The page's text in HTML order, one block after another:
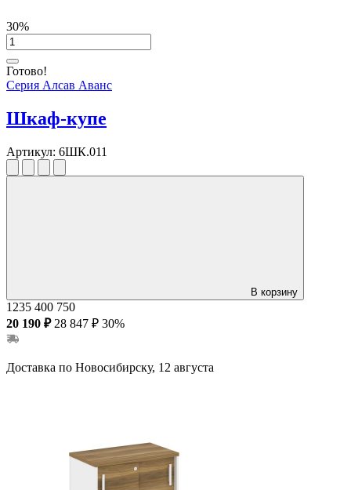
30%
Готово!
Серия Алсав Аванс
Шкаф-купе
Артикул: 6ШК.011
В корзину
1235 400 750
20 190 ₽ 28 847 ₽ 30%
Доставка по Новосибирску, 12 августа